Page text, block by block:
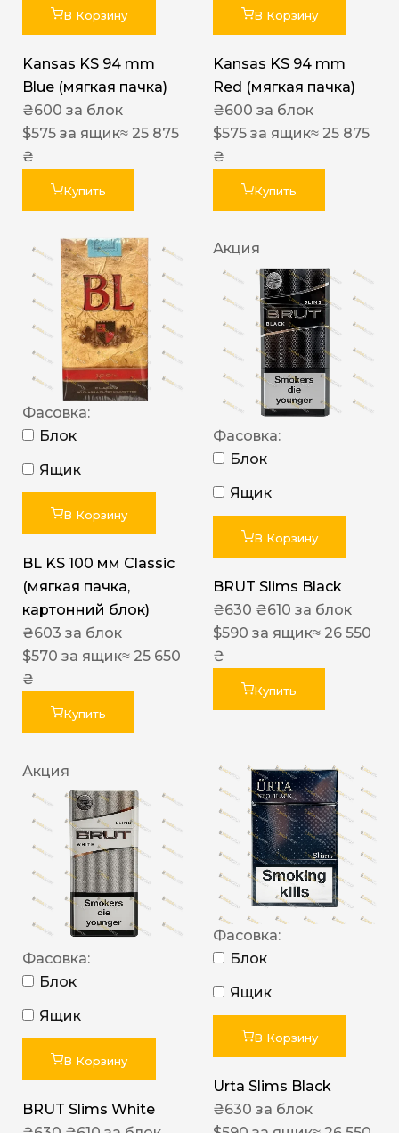
В Корзину
Kansas KS 94 mm
Blue (мягкая пачка)
₴600 за блок
$575 за ящик≈ 25 875
₴
Купить
В Корзину
Kansas KS 94 mm
Red (мягкая пачка)
₴600 за блок
$575 за ящик≈ 25 875
₴
Купить
Фасовка:
Блок
Ящик
В Корзину
BL KS 100 мм Classic
(мягкая пачка,
картонний блок)
₴603 за блок
$570 за ящик≈ 25 650
₴
Купить
Акция
Фасовка:
Блок
Ящик
В Корзину
BRUT Slims Black
₴630 ₴610 за блок
$590 за ящик≈ 26 550
₴
Купить
Акция
Фасовка:
Блок
Ящик
В Корзину
BRUT Slims White
Фасовка:
Блок
Ящик
В Корзину
Urta Slims Black
₴630 за блок